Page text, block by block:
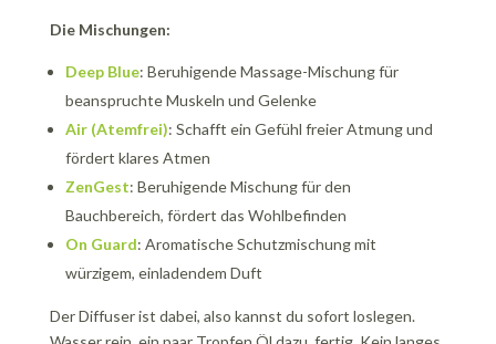
Die Mischungen:
Deep Blue: Beruhigende Massage-Mischung für
beanspruchte Muskeln und Gelenke
Air (Atemfrei): Schafft ein Gefühl freier Atmung und
fördert klares Atmen
ZenGest: Beruhigende Mischung für den
Bauchbereich, fördert das Wohlbefinden
On Guard: Aromatische Schutzmischung mit
würzigem, einladendem Duft
Der Diffuser ist dabei, also kannst du sofort loslegen.